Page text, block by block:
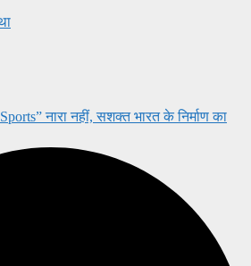
नारा नहीं, सशक्त भारत के निर्माण का